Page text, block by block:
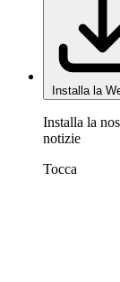
Installa la
Installa la
notizie
Tocca